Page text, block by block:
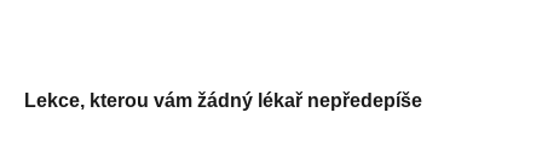
Lekce, kterou vám žádný lékař nepředepíše